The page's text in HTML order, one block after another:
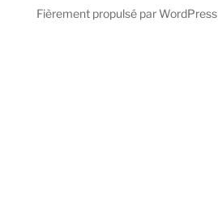
Fièrement propulsé par WordPress